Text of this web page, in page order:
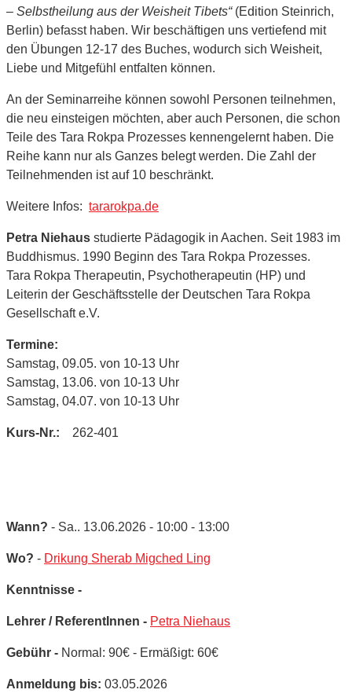
– Selbstheilung aus der Weisheit Tibets“(Edition Steinrich,
Berlin) befasst haben. Wir beschäftigen uns vertiefend mit
den Übungen 12-17 des Buches, wodurch sich Weisheit,
Liebe und Mitgefühl entfalten können.
An der Seminarreihe können sowohl Personen teilnehmen,
die neu einsteigen möchten, aber auch Personen, die schon
Teile des Tara Rokpa Prozesses kennengelernt haben. Die
Reihe kann nur als Ganzes belegt werden. Die Zahl der
Teilnehmenden ist auf 10 beschränkt.
Weitere Infos: tararokpa.de
Petra Niehaus studierte Pädagogik in Aachen. Seit 1983 im
Buddhismus. 1990 Beginn des Tara Rokpa Prozesses.
Tara Rokpa Therapeutin, Psychotherapeutin (HP) und
Leiterin der Geschäftsstelle der Deutschen Tara Rokpa
Gesellschaft e.V.
Termine:
Samstag, 09.05. von 10-13 Uhr
Samstag, 13.06. von 10-13 Uhr
Samstag, 04.07. von 10-13 Uhr
Kurs-Nr.: 262-401
Wann? - Sa.. 13.06.2026 - 10:00 - 13:00
Wo? - Drikung Sherab Migched Ling
Kenntnisse -
Lehrer / ReferentInnen - Petra Niehaus
Gebühr - Normal: 90€ - Ermäßigt: 60€
Anmeldung bis: 03.05.2026